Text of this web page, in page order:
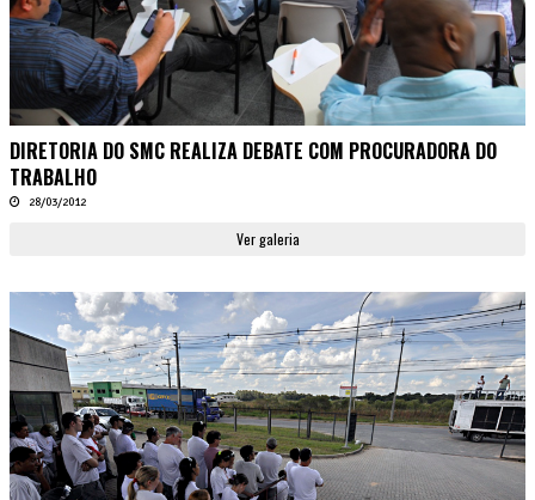
DIRETORIA DO SMC REALIZA DEBATE COM PROCURADORA DO
TRABALHO
28/03/2012
Ver galeria